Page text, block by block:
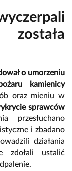
została
o umorzeniu
kamienicy
oraz mieniu w
sprawców
przesłuchano
i zbadano
działania
zdołali ustalić